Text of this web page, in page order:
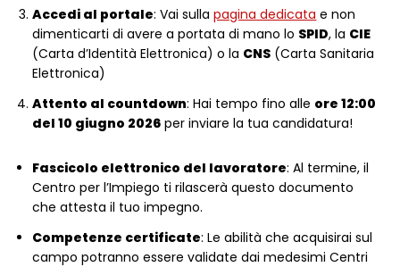
Accedi al portale: Vai sullapagina dedicata e non
dimenticarti di avere a portata di mano lo SPID, la CIE
(Carta d’Identità Elettronica) o la CNS (Carta Sanitaria
Elettronica)
Attento al countdown: Hai tempo fino alle ore 12:00
del 10 giugno 2026 per inviare la tua candidatura!
Fascicolo elettronico del lavoratore: Al termine, il
Centro per l’Impiego ti rilascerà questo documento
che attesta il tuo impegno.
Competenze certificate: Le abilità che acquisirai sul
campo potranno essere validate dai medesimi Centri